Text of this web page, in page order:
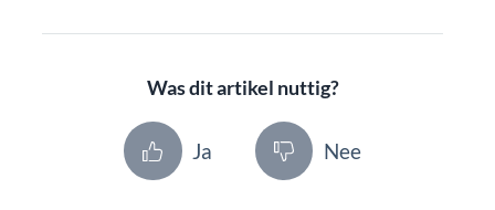
Was dit artikel nuttig?
Ja Nee